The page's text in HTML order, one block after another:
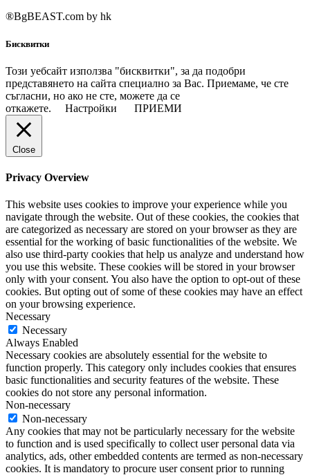
®BgBEAST.com by hk
Бисквитки
Този уебсайт използва "бисквитки", за да подобри
представянето на сайта специално за Вас. Приемаме, че сте
съгласни, но ако не сте, можете да се
откажете.
Настройки ПРИЕМИ
Close
Privacy Overview
This website uses cookies to improve your experience while you
navigate through the website. Out of these cookies, the cookies that
are categorized as necessary are stored on your browser as they are
essential for the working of basic functionalities of the website. We
also use third-party cookies that help us analyze and understand how
you use this website. These cookies will be stored in your browser
only with your consent. You also have the option to opt-out of these
cookies. But opting out of some of these cookies may have an effect
on your browsing experience.
Necessary
Necessary
Always Enabled
Necessary cookies are absolutely essential for the website to
function properly. This category only includes cookies that ensures
basic functionalities and security features of the website. These
cookies do not store any personal information.
Non-necessary
Non-necessary
Any cookies that may not be particularly necessary for the website
to function and is used specifically to collect user personal data via
analytics, ads, other embedded contents are termed as non-necessary
cookies. It is mandatory to procure user consent prior to running